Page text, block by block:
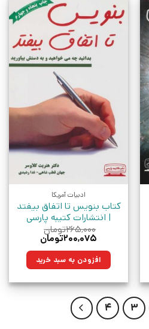
ادبیات آمریکا
کتاب بنویس تا اتفاق بیفتد
| انتشارات کتیبه پارسی
۲۶۵,۰۰۰تومان
قیمت
۲۶۵,۰۰۰تومان
بود.
۲۰۰,۰۷۵تومان
۲۰۰,۰۷۵تومان.افزودن به سبد خرید
3
4